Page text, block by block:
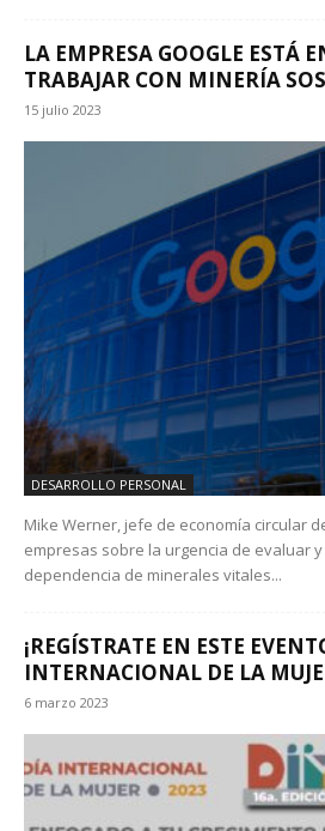
LA EMPRESA GOOGLE ESTÁ
TRABAJAR CON MINERÍA
15 julio 2023
DESARROLLO PERSONAL
Mike Werner, jefe de economía circular
empresas sobre la urgencia de evaluar
dependencia de minerales vitales...
¡REGÍSTRATE EN ESTE
INTERNACIONAL DE LA
6 marzo 2023